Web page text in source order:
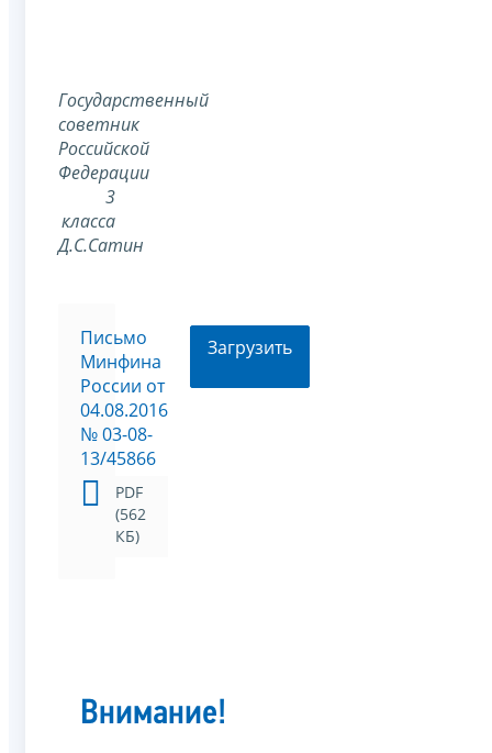
Государственный
советник
Российской
Федерации
3
класса
Д.С.Сатин
Письмо
Минфина
России от
04.08.2016
№ 03-08-
13/45866
PDF
(562
КБ)
Загрузить
Внимание!